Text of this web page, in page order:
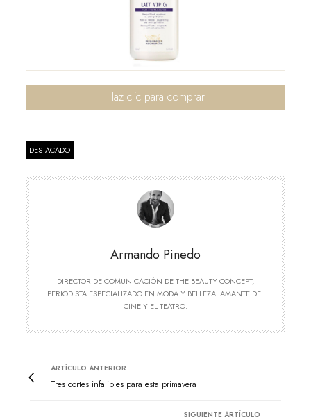
Haz clic para comprar
DESTACADO
Armando Pinedo
DIRECTOR DE COMUNICACIÓN DE THE BEAUTY CONCEPT,
PERIODISTA ESPECIALIZADO EN MODA Y BELLEZA. AMANTE DEL
CINE Y EL TEATRO.
ARTÍCULO ANTERIOR
Tres cortes infalibles para esta primavera
SIGUIENTE ARTÍCULO